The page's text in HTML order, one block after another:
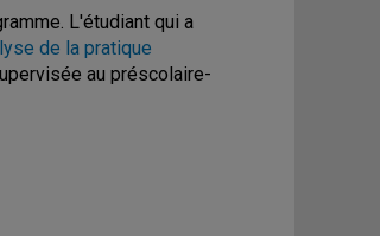
L'étudiant qui a
de la pratique
au préscolaire-